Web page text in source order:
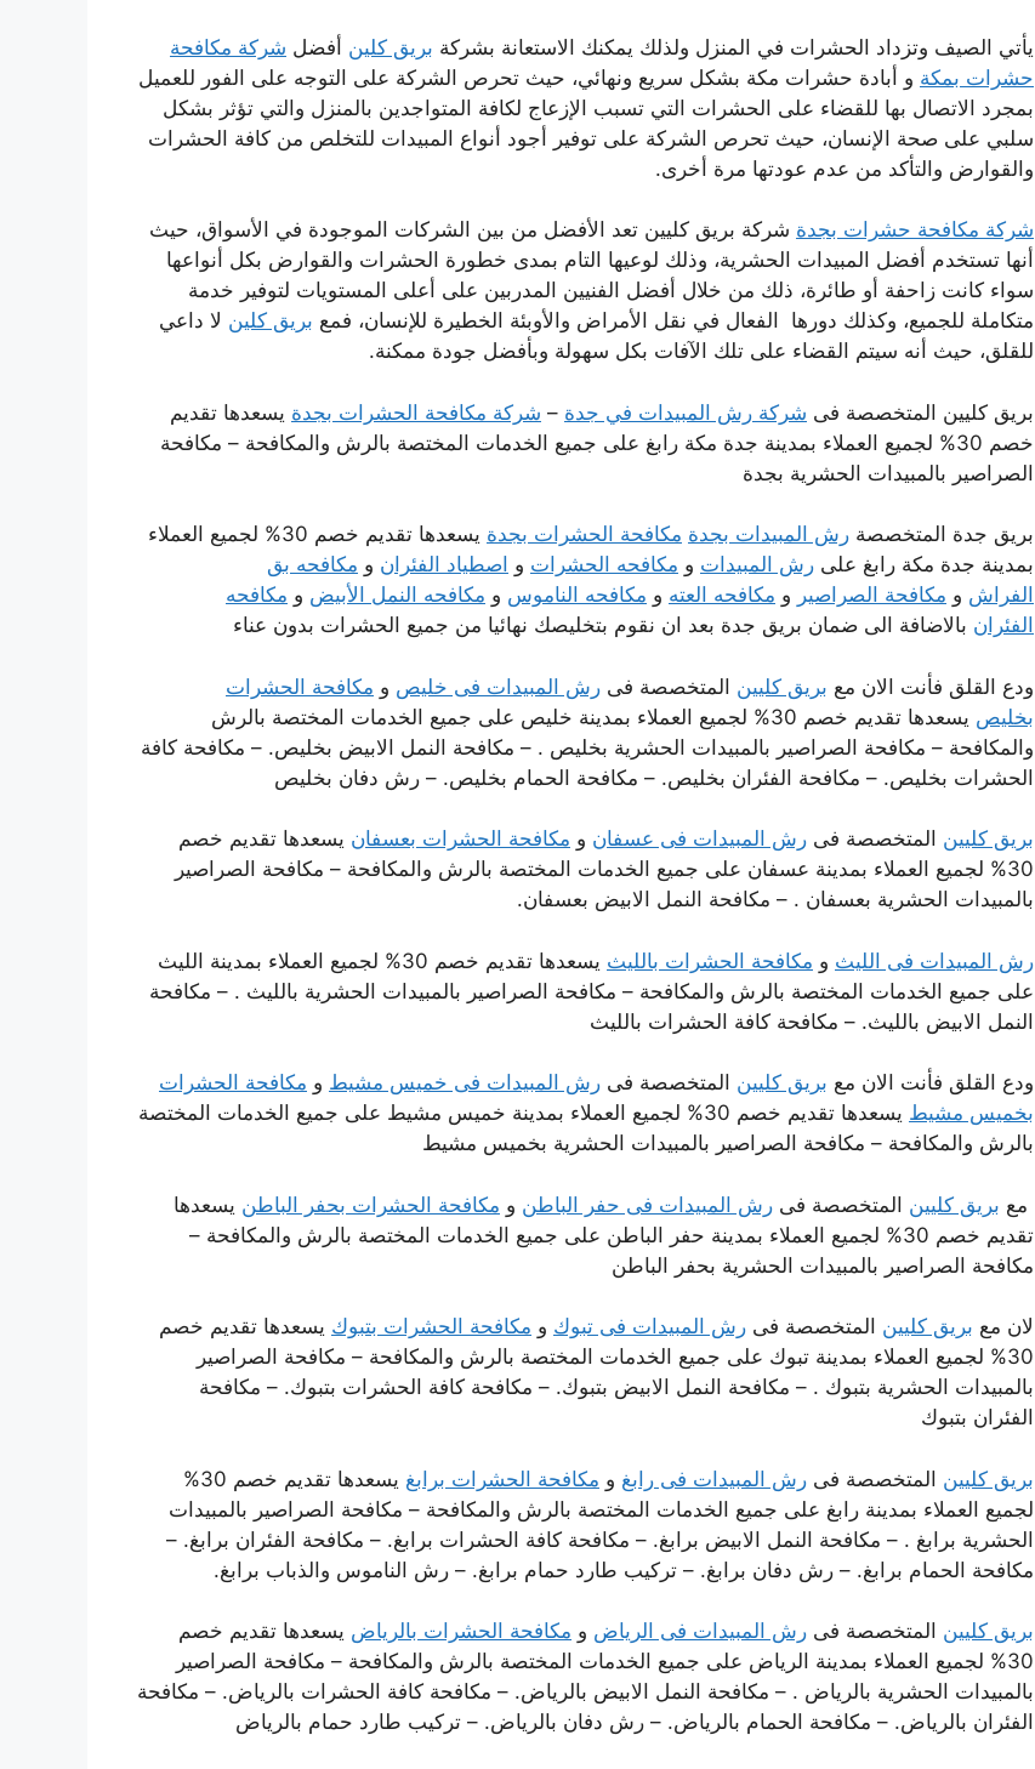
يأتي الصيف وتزداد الحشرات في المنزل ولذلك يمكنك الاستعانة بشركة بريق كلين أفضل شركة مكافحة
حشرات بمكة و أبادة حشرات مكة بشكل سريع ونهائي، حيث تحرص الشركة على التوجه على الفور للعميل
بمجرد الاتصال بها للقضاء على الحشرات التي تسبب الإزعاج لكافة المتواجدين بالمنزل والتي تؤثر بشكل
سلبي على صحة الإنسان، حيث تحرص الشركة على توفير أجود أنواع المبيدات للتخلص من كافة الحشرات
والقوارض والتأكد من عدم عودتها مرة أخرى.
شركة مكافحة حشرات بجدة شركة بريق كليين تعد الأفضل من بين الشركات الموجودة في الأسواق، حيث
أنها تستخدم أفضل المبيدات الحشرية، وذلك لوعيها التام بمدى خطورة الحشرات والقوارض بكل أنواعها
سواء كانت زاحفة أو طائرة، ذلك من خلال أفضل الفنيين المدربين على أعلى المستويات لتوفير خدمة
متكاملة للجميع، وكذلك دورها الفعال في نقل الأمراض والأوبئة الخطيرة للإنسان، فمع بريق كلين لا داعي
للقلق، حيث أنه سيتم القضاء على تلك الآفات بكل سهولة وبأفضل جودة ممكنة.
بريق كليين المتخصصة فى شركة رش المبيدات في جدة – شركة مكافحة الحشرات بجدة يسعدها تقديم
خصم 30% لجميع العملاء بمدينة جدة مكة رابغ على جميع الخدمات المختصة بالرش والمكافحة – مكافحة
الصراصير بالمبيدات الحشرية بجدة
بريق جدة المتخصصة رش المبيدات بجدة مكافحة الحشرات بجدة
يسعدها تقديم خصم 30% لجميع العملاء
بمدينة جدة مكة رابغ على رش المبيدات و مكافحه الحشرات و اصطياد الفئران و مكافحه بق
الفراش و مكافحة الصراصير و مكافحه العته و مكافحه الناموس و مكافحه النمل الأبيض و مكافحه
الفئران بالاضافة الى ضمان بريق جدة بعد ان نقوم بتخليصك نهائيا من جميع الحشرات بدون عناء
ودع القلق فأنت الان مع بريق كليين المتخصصة فى رش المبيدات فى خليص و مكافحة الحشرات
بخليص
يسعدها تقديم خصم 30% لجميع العملاء بمدينة خليص على جميع الخدمات المختصة بالرش
والمكافحة – مكافحة الصراصير بالمبيدات الحشرية بخليص . – مكافحة النمل الابيض بخليص. – مكافحة كافة
الحشرات بخليص. – مكافحة الفئران بخليص. – مكافحة الحمام بخليص. – رش دفان بخليص
بريق كليين المتخصصة فى رش المبيدات فى عسفان و مكافحة الحشرات بعسفان يسعدها تقديم خصم
30% لجميع العملاء بمدينة عسفان على جميع الخدمات المختصة بالرش والمكافحة – مكافحة الصراصير
بالمبيدات الحشرية بعسفان . – مكافحة النمل الابيض بعسفان.
رش المبيدات فى الليث و مكافحة الحشرات بالليث
يسعدها تقديم خصم 30% لجميع العملاء بمدينة الليث
على جميع الخدمات المختصة بالرش والمكافحة – مكافحة الصراصير بالمبيدات الحشرية بالليث . – مكافحة
النمل الابيض بالليث. – مكافحة كافة الحشرات بالليث
ودع القلق فأنت الان مع بريق كليين المتخصصة فى رش المبيدات فى خميس مشيط و مكافحة الحشرات
بخميس مشيط
يسعدها تقديم خصم 30% لجميع العملاء بمدينة خميس مشيط على جميع الخدمات المختصة
بالرش والمكافحة – مكافحة الصراصير بالمبيدات الحشرية بخميس مشيط
مع بريق كليين المتخصصة فى رش المبيدات فى حفر الباطن و مكافحة الحشرات بحفر الباطن يسعدها
تقديم خصم 30% لجميع العملاء بمدينة حفر الباطن على جميع الخدمات المختصة بالرش والمكافحة –
مكافحة الصراصير بالمبيدات الحشرية بحفر الباطن
لان مع بريق كليين المتخصصة فى رش المبيدات فى تبوك و مكافحة الحشرات بتبوك يسعدها تقديم خصم
30% لجميع العملاء بمدينة تبوك على جميع الخدمات المختصة بالرش والمكافحة – مكافحة الصراصير
بالمبيدات الحشرية بتبوك . – مكافحة النمل الابيض بتبوك. – مكافحة كافة الحشرات بتبوك. – مكافحة
الفئران بتبوك
بريق كليين المتخصصة فى رش المبيدات فى رابغ و مكافحة الحشرات برابغ
يسعدها تقديم خصم 30%
لجميع العملاء بمدينة رابغ على جميع الخدمات المختصة بالرش والمكافحة – مكافحة الصراصير بالمبيدات
الحشرية برابغ . – مكافحة النمل الابيض برابغ. – مكافحة كافة الحشرات برابغ. – مكافحة الفئران برابغ. –
مكافحة الحمام برابغ. – رش دفان برابغ. – تركيب طارد حمام برابغ. – رش الناموس والذباب برابغ.
بريق كليين المتخصصة فى رش المبيدات فى الرياض و مكافحة الحشرات بالرياض يسعدها تقديم خصم
30% لجميع العملاء بمدينة الرياض على جميع الخدمات المختصة بالرش والمكافحة – مكافحة الصراصير
بالمبيدات الحشرية بالرياض . – مكافحة النمل الابيض بالرياض. – مكافحة كافة الحشرات بالرياض. – مكافحة
الفئران بالرياض. – مكافحة الحمام بالرياض. – رش دفان بالرياض. – تركيب طارد حمام بالرياض